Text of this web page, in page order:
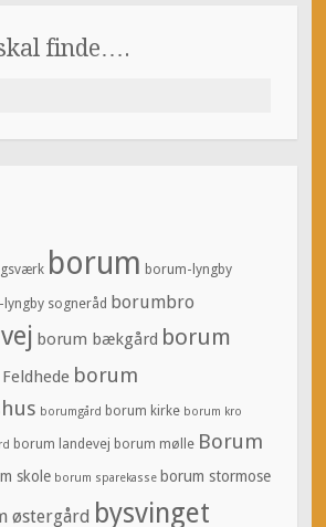
finde….
borum borum-lyngby
sogneråd borumbro
borum bækgård borum
borum
borumgård borum kirke borum kro
borum landevej borum mølle Borum
skole borum sparekasse borum stormose
østergård bysvinget